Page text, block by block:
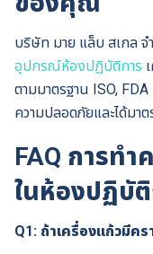
Search
for:
บริษัท มาย แล็บ สเกล
อุปกรณ์ห้องปฏิบัติการ
ตามมาตรฐาน ISO,
ความปลอดภัยและได้มา
FAQ การทำ
ในห้องปฏิบั
Q1: ถ้าเครื่องแก้วมีค